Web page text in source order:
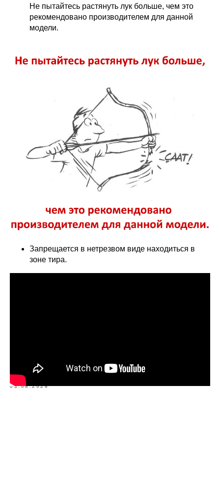
Не пытайтесь растянуть лук больше, чем это
рекомендовано производителем для данной
модели.
Запрещается в нетрезвом виде находиться в
зоне тира.
03.08.2026